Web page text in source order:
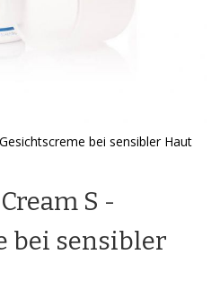
bei sensibler Haut
S -
bei sensibler